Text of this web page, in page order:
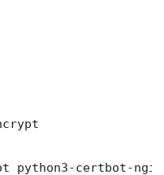
python3-certbot-